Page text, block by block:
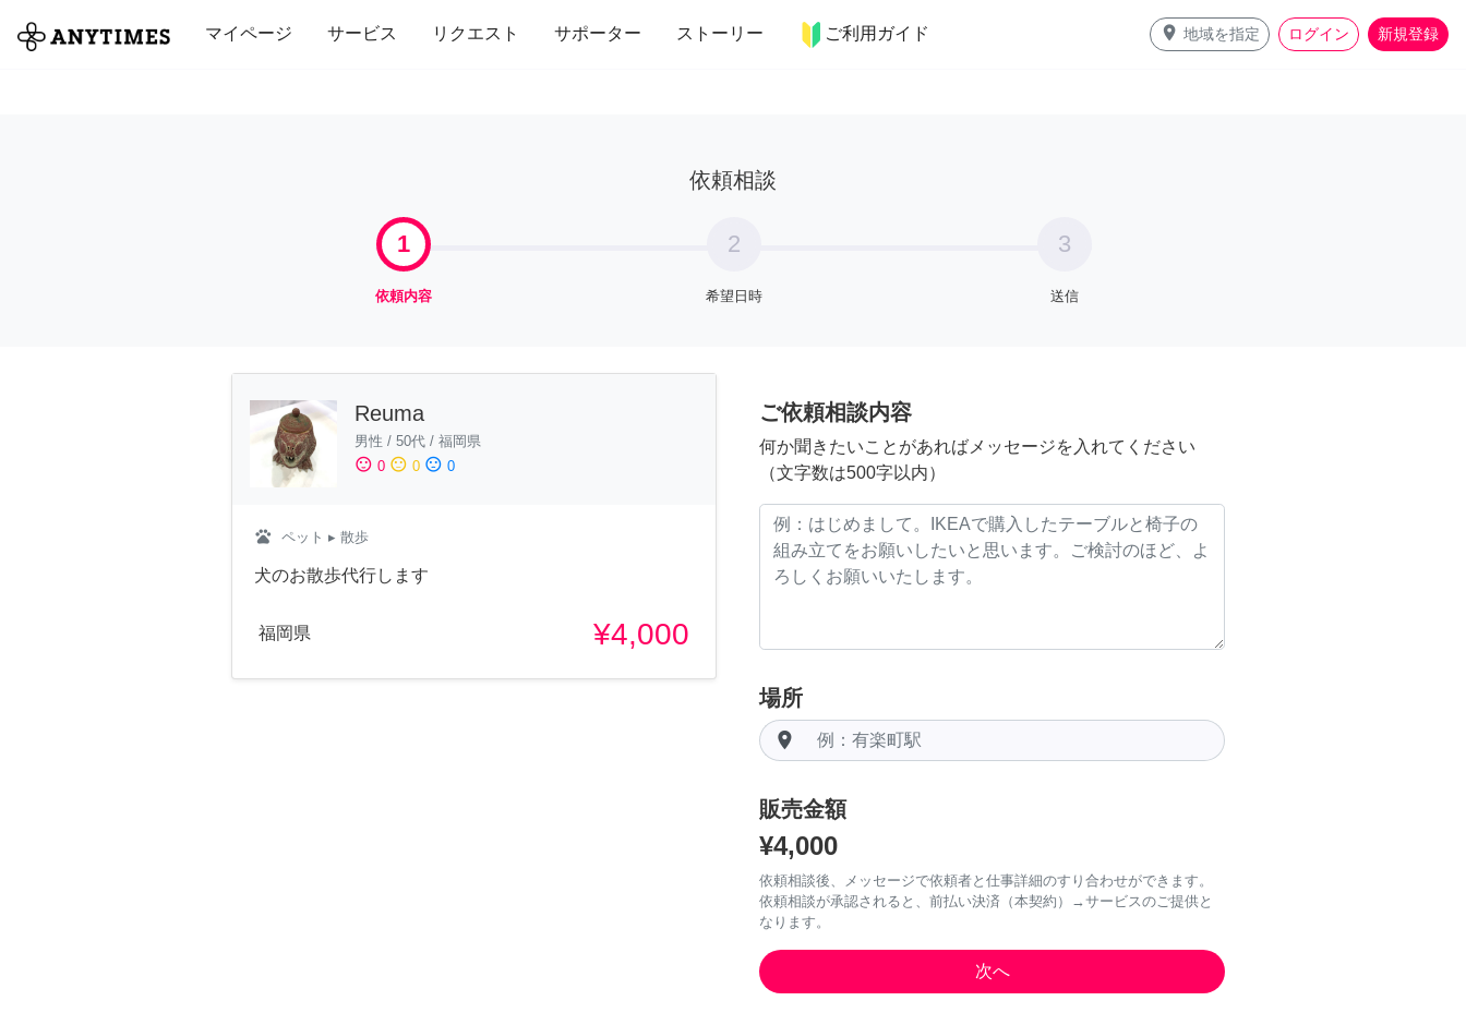
マイページ サービス リクエスト サポーター ストーリー ご利用ガイド place 地域を指定 ログイン 新規登録
全て 修理・組立 家事 引っ越し インテリア 趣味・習い事 ペット 料理
依頼相談
1
依頼内容
2
希望日時
3
送信
Reuma
男性 / 50代 / 福岡県
sentiment_satisfied 0 sentiment_neutral 0 sentiment_dissatisfied 0
pets ペット ▸ 散歩
犬のお散歩代行します
福岡県 ¥4,000
ご依頼相談内容
何か聞きたいことがあればメッセージを入れてください
（文字数は500字以内）
場所
room
販売金額
¥4,000
依頼相談後、メッセージで依頼者と仕事詳細のすり合わせができます。
依頼相談が承認されると、前払い決済（本契約）→サービスのご提供と
なります。